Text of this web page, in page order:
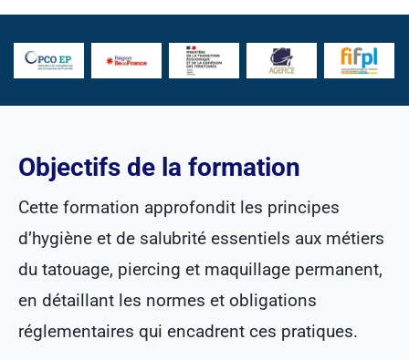
Objectifs de la formation
Cette formation approfondit les principes
d’hygiène et de salubrité essentiels aux métiers
du tatouage, piercing et maquillage permanent,
en détaillant les normes et obligations
réglementaires qui encadrent ces pratiques.